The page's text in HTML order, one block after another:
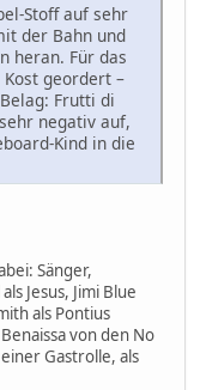
Stoff auf sehr
der Bahn und
heran. Für das
geordert –
Frutti di
negativ auf,
Kind in die
Sänger,
Jesus, Jimi Blue
als Pontius
von den No
Gastrolle, als